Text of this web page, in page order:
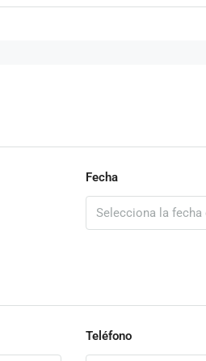
Fecha
Teléfono